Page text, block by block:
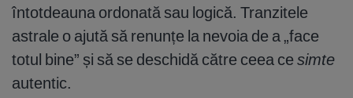
întotdeauna ordonată sau logică. Tranzitele
astrale o ajută să renunțe la nevoia de a „face
totul bine” și să se deschidă către ceea ce simte
autentic.